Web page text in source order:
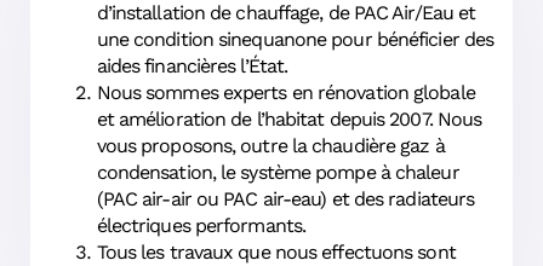
d’installation de chauffage, de PAC Air/Eau et
une condition sinequanone pour bénéficier des
aides financières l’État.
Nous sommes experts en rénovation globale
et amélioration de l’habitat depuis 2007. Nous
vous proposons, outre la chaudière gaz à
condensation, le système pompe à chaleur
(PAC air-air ou PAC air-eau) et des radiateurs
électriques performants.
Tous les travaux que nous effectuons sont